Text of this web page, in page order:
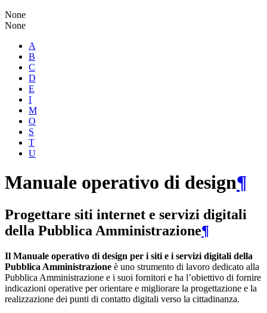
None
None
A
B
C
D
E
I
M
O
S
T
U
Manuale operativo di design¶
Progettare siti internet e servizi digitali
della Pubblica Amministrazione¶
Il Manuale operativo di design per i siti e i servizi digitali della
Pubblica Amministrazione è uno strumento di lavoro dedicato alla
Pubblica Amministrazione e i suoi fornitori e ha l’obiettivo di fornire
indicazioni operative per orientare e migliorare la progettazione e la
realizzazione dei punti di contatto digitali verso la cittadinanza.